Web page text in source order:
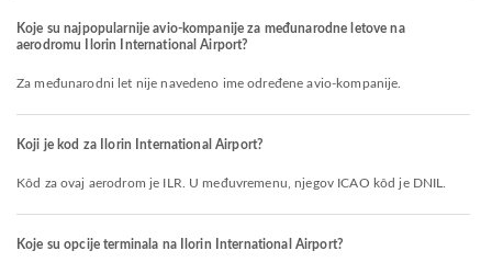
Koje su najpopularnije avio-kompanije za međunarodne letove na
aerodromu Ilorin International Airport?
Za međunarodni let nije navedeno ime određene avio-kompanije.
Koji je kod za Ilorin International Airport?
Kôd za ovaj aerodrom je ILR. U međuvremenu, njegov ICAO kôd je DNIL.
Koje su opcije terminala na Ilorin International Airport?